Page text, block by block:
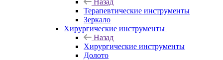
Назад
Терапевтические инструменты
Зеркало
Хирургические инструменты
Назад
Хирургические инструменты
Долото